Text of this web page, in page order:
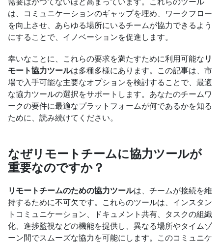
は、コミュニケーションのギャップを埋め、ワークフロー
を向上させ、あらゆる場所にいるチームが協力できるよう
にすることで、イノベーションを促進します。
幸いなことに、これらの要求を満たすために利用可能な リ
モート協力ツールは多種多様にあります。この記事は、市
場で入手可能な主要なオプションを検討することで、最適
な協力ツールの選択をサポートします。あなたのチームワ
ークの要件に最適なプラットフォームが何であるかを知る
ために、読み続けてください。
なぜリモートチームに協力ツールが
重要なのですか？
リモートチームのための協力ツールは、チームが接続を維
持するために不可欠です。これらのツールは、インスタン
トコミュニケーション、ドキュメント共有、タスクの組織
化、進捗監視などの機能を提供し、異なる場所やタイムゾ
ーン間でスムーズな協力を可能にします。このコミュニケ